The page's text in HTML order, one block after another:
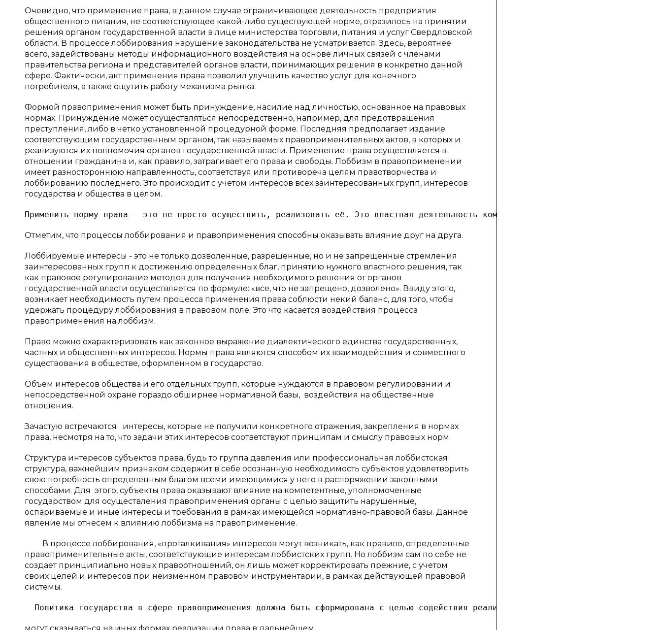
Очевидно, что применение права, в данном случае ограничивающее деятельность предприятия
общественного питания, не соответствующее какой-либо существующей норме, отразилось на принятии
решения органом государственной власти в лице министерства торговли, питания и услуг Свердловской
области. В процессе лоббирования нарушение законодательства не усматривается. Здесь, вероятнее
всего, задействованы методы информационного воздействия на основе личных связей с членами
правительства региона и представителей органов власти, принимающих решения в конкретно данной
сфере. Фактически, акт применения права позволил улучшить качество услуг для конечного
потребителя, а также ощутить работу механизма рынка.
Формой правоприменения может быть принуждение, насилие над личностью, основанное на правовых
нормах. Принуждение может осуществляться непосредственно, например, для предотвращения
преступления, либо в четко установленной процедурной форме. Последняя предполагает издание
соответствующим государственным органом, так называемых правоприменительных актов, в которых и
реализуются их полномочия органов государственной власти. Применение права осуществляется в
отношении гражданина и, как правило, затрагивает его права и свободы. Лоббизм в правоприменении
имеет разностороннюю направленность, соответствуя или противореча целям правотворчества и
лоббированию последнего. Это происходит с учетом интересов всех заинтересованных групп, интересов
государства и общества в целом.
Отметим, что процессы лоббирования и правоприменения способны оказывать влияние друг на друга.
Лоббируемые интересы - это не только дозволенные, разрешенные, но и не запрещенные стремления
заинтересованных групп к достижению определенных благ, принятию нужного властного решения, так
как правовое регулирование методов для получения необходимого решения от органов
государственной власти осуществляется по формуле: «все, что не запрещено, дозволено». Ввиду этого,
возникает необходимость путем процесса применения права соблюсти некий баланс, для того, чтобы
удержать процедуру лоббирования в правовом поле. Это что касается воздействия процесса
правоприменения на лоббизм.
Право можно охарактеризовать как законное выражение диалектического единства государственных,
частных и общественных интересов. Нормы права являются способом их взаимодействия и совместного
существования в обществе, оформленном в государство.
Объем интересов общества и его отдельных групп, которые нуждаются в правовом регулировании и
непосредственной охране гораздо обширнее нормативной базы, воздействия на общественные
отношения.
Зачастую встречаются интересы, которые не получили конкретного отражения, закрепления в нормах
права, несмотря на то, что задачи этих интересов соответствуют принципам и смыслу правовых норм.
Структура интересов субъектов права, будь то группа давления или профессиональная лоббистская
структура, важнейшим признаком содержит в себе осознанную необходимость субъектов удовлетворить
свою потребность определенным благом всеми имеющимися у него в распоряжении законными
способами. Для этого, субъекты права оказывают влияние на компетентные, уполномоченные
государством для осуществления правоприменения органы с целью защитить нарушенные,
оспариваемые и иные интересы и требования в рамках имеющейся нормативно-правовой базы. Данное
явление мы отнесем к влиянию лоббизма на правоприменение.
В процессе лоббирования, «проталкивания» интересов могут возникать, как правило, определенные
правоприменительные акты, соответствующие интересам лоббистских групп. Но лоббизм сам по себе не
создает принципиально новых правоотношений, он лишь может корректировать прежние, с учетом
своих целей и интересов при неизменном правовом инструментарии, в рамках действующей правовой
системы.